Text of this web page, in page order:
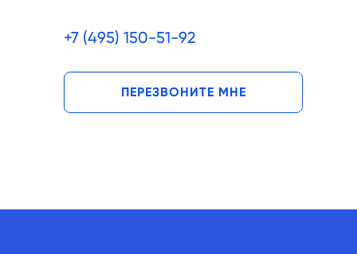
ПЕРЕЗВОНИТЕ МНЕ
+7 (495) 150-51-92